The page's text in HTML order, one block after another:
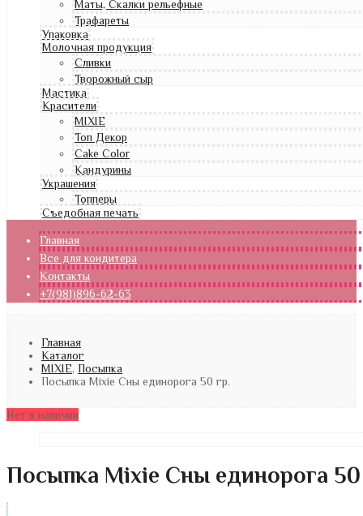
Маты, Скалки рельефные
Трафареты
Упаковка
Молочная продукция
Сливки
Творожный сыр
Мастика
Красители
MIXIE
Топ Декор
Cake Color
Кандурины
Украшения
Топперы
Съедобная печать
Главная
Все для кондитера
Контакты
+7(981)896-62-63
Главная
Каталог
MIXIE, Посыпка
Посыпка Mixie Сны единорога 50 гр.
Нет в наличии
Посыпка Mixie Сны единорога 50